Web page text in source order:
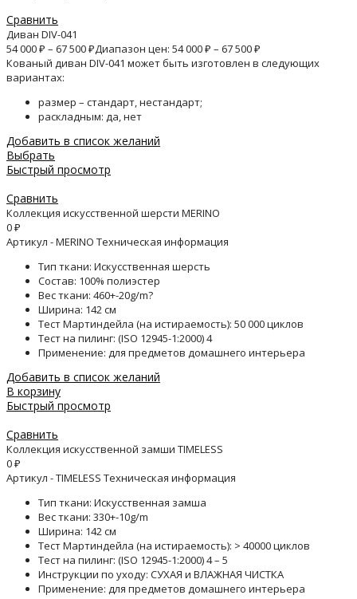
Сравнить
Диван DIV-041
54 000₽ – 67 500₽Диапазон цен: 54 000 ₽ – 67 500 ₽
Кованый диван DIV-041 может быть изготовлен в следующих
вариантах:
размер – стандарт, нестандарт;
раскладным: да, нет
Добавить в список желаний
Выбрать
Быстрый просмотр
Сравнить
Коллекция искусственной шерсти MERINO
0₽
Артикул - MERINO Техническая информация
Тип ткани: Искусственная шерсть
Состав: 100% полиэстер
Вес ткани: 460+-20g/m?
Ширина: 142 см
Тест Мартиндейла (на истираемость): 50 000 циклов
Тест на пилинг: (ISO 12945-1:2000) 4
Применение: для предметов домашнего интерьера
Добавить в список желаний
В корзину
Быстрый просмотр
Сравнить
Коллекция искусственной замши TIMELESS
0₽
Артикул - TIMELESS Техническая информация
Тип ткани: Искусственная замша
Вес ткани: 330+-10g/m
Ширина: 142 см
Тест Мартиндейла (на истираемость): > 40000 циклов
Тест на пилинг: (ISO 12945-1:2000) 4 – 5
Инструкции по уходу: СУХАЯ и ВЛАЖНАЯ ЧИСТКА
Применение: для предметов домашнего интерьера